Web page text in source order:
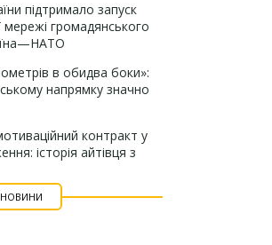
підтримало запуск
мережі громадянського
в обидва боки»:
напрямку значно
контракт у
історія айтівця з
НОВИНИ